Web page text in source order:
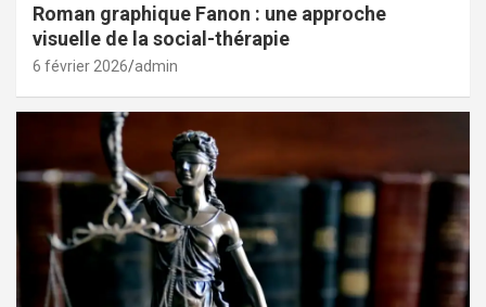
Roman graphique Fanon : une approche
visuelle de la social-thérapie
6 février 2026 admin